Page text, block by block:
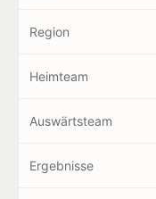
Region
Heimteam
Auswärtsteam
Ergebnisse